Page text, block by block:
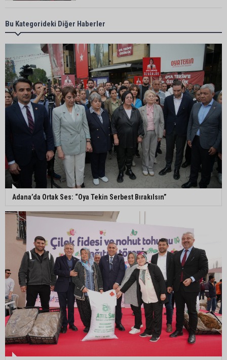
Büyükşehir açıkladı: Yasaklı ırk köpeğe mevzuat
kapsamında işlem yapıldı
Doğan: "Kredi limitleri her yıl enflasyon oranı
dikkate alınarak güncellenmelidir"
Adana’da motosiklet hırsızından ilginç savunma:
“Eve gitmek için aldım, geri verecektim”
Kozan’da kaçak tütün operasyonu: 1 şüpheli
tutuklandı
Filistin konvoyu Adana'da destek mitingiyle
karşılandı
Halil Nacar, Balcalı Hastanesi yönetimini ağırladı
Bu Kategorideki Diğer Haberler
Adana’da Ortak Ses: “Oya Tekin Serbest Bırakılsın”